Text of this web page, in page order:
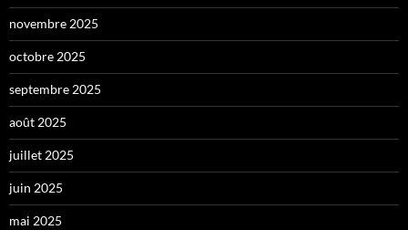
novembre 2025
octobre 2025
septembre 2025
août 2025
juillet 2025
juin 2025
mai 2025